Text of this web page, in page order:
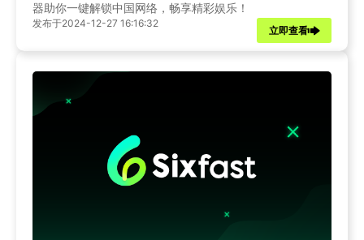
器助你一键解锁中国网络，畅享精彩娱乐！
发布于2024-12-27 16:16:32
立即查看